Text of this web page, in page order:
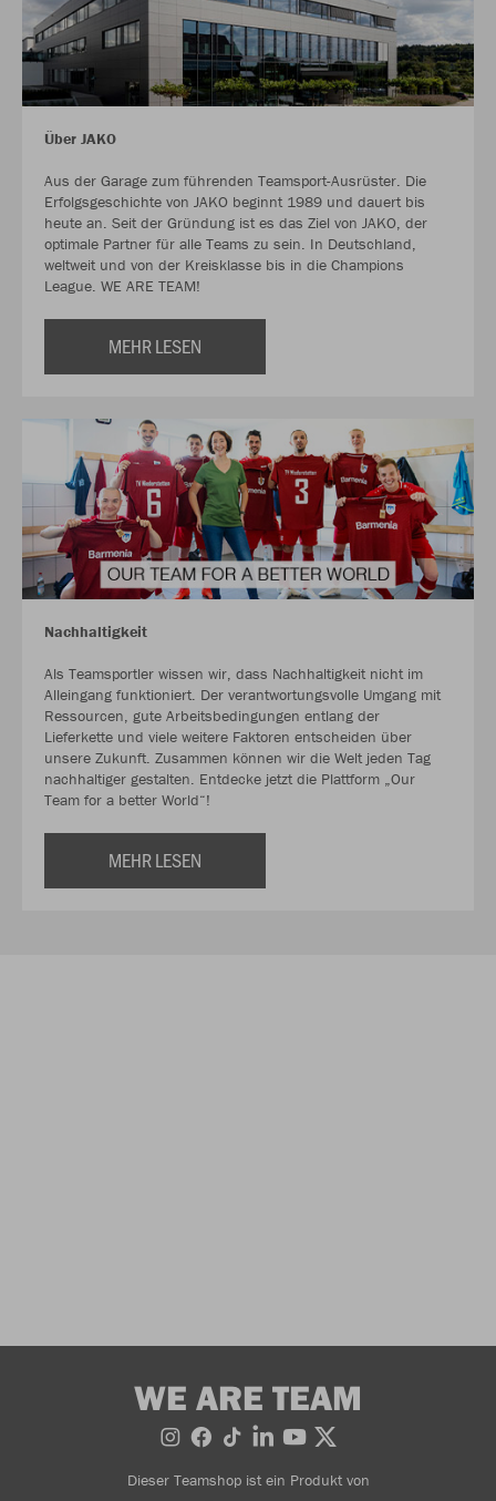
Über JAKO
Aus der Garage zum führenden Teamsport-Ausrüster. Die
Erfolgsgeschichte von JAKO beginnt 1989 und dauert bis
heute an. Seit der Gründung ist es das Ziel von JAKO, der
optimale Partner für alle Teams zu sein. In Deutschland,
weltweit und von der Kreisklasse bis in die Champions
League. WE ARE TEAM!
MEHR LESEN
Nachhaltigkeit
Als Teamsportler wissen wir, dass Nachhaltigkeit nicht im
Alleingang funktioniert. Der verantwortungsvolle Umgang mit
Ressourcen, gute Arbeitsbedingungen entlang der
Lieferkette und viele weitere Faktoren entscheiden über
unsere Zukunft. Zusammen können wir die Welt jeden Tag
nachhaltiger gestalten. Entdecke jetzt die Plattform „Our
Team for a better World“!
MEHR LESEN
WE ARE TEAM
Dieser Teamshop ist ein Produkt von